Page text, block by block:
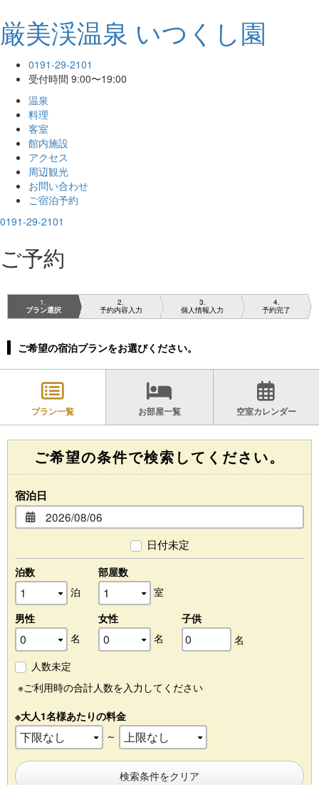
厳美渓温泉 いつくし園
0191-29-2101
受付時間 9:00〜19:00
温泉
料理
客室
館内施設
アクセス
周辺観光
お問い合わせ
ご宿泊予約
0191-29-2101
ご予約
1
プラン選択
2
予約内容入力
3
個人情報入力
4
予約完了
ご希望の宿泊プランをお選びください。
プラン一覧 お部屋一覧 空室カレンダー
ご希望の条件で検索してください。
宿泊日
日付未定
泊数
泊
部屋数
室
男性
名
女性
名
子供
名
人数未定
※ご利用時の合計人数を入力してください
※大人1名様あたりの料金
～
検索条件をクリア